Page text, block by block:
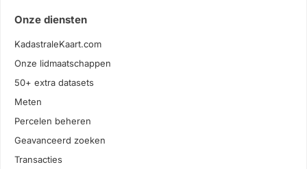
Onze diensten
KadastraleKaart.com
Onze lidmaatschappen
50+ extra datasets
Meten
Percelen beheren
Geavanceerd zoeken
Transacties